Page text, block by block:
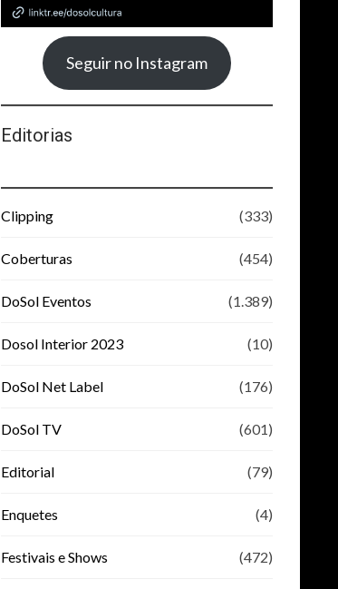
Seguir no Instagram
Editorias
Clipping (333)
Coberturas (454)
DoSol Eventos (1.389)
Dosol Interior 2023 (10)
DoSol Net Label (176)
DoSol TV (601)
Editorial (79)
Enquetes (4)
Festivais e Shows (472)